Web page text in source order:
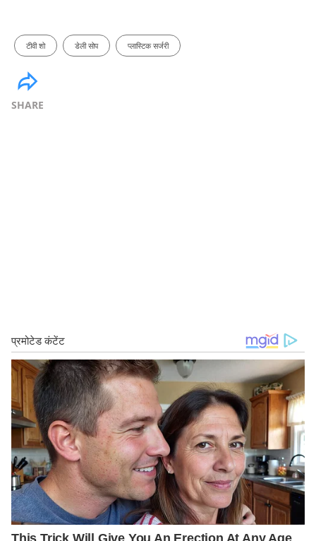
टीवी शो डेली सोप प्लास्टिक सर्जरी
SHARE